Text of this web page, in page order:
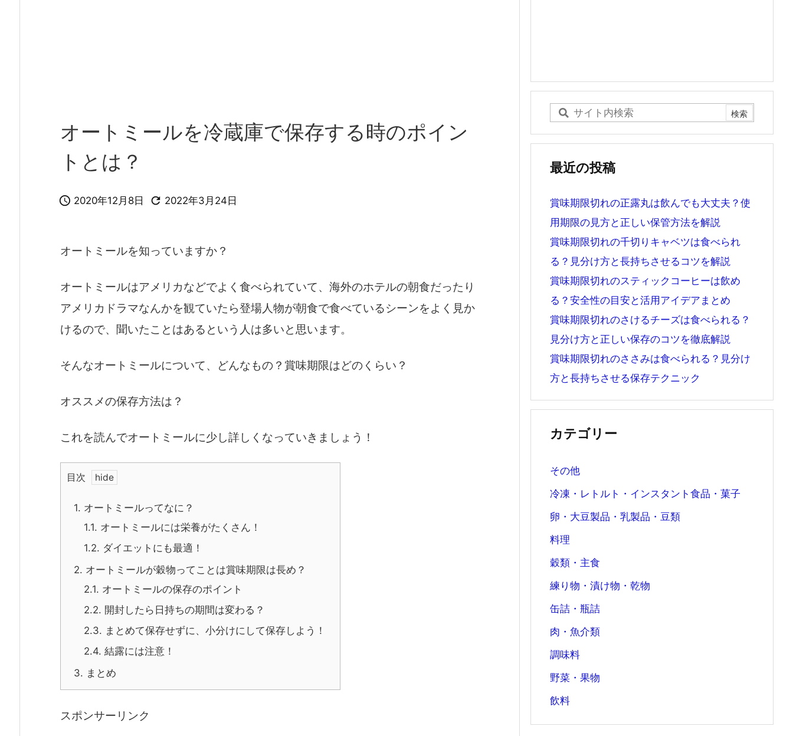
オートミールを冷蔵庫で保存する時のポイン
トとは？
 2020年12月8日  2022年3月24日
オートミールを知っていますか？
オートミールはアメリカなどでよく食べられていて、海外のホテルの朝食だったり
アメリカドラマなんかを観ていたら登場人物が朝食で食べているシーンをよく見か
けるので、聞いたことはあるという人は多いと思います。
そんなオートミールについて、どんなもの？賞味期限はどのくらい？
オススメの保存方法は？
これを読んでオートミールに少し詳しくなっていきましょう！
目次
1. オートミールってなに？
1.1. オートミールには栄養がたくさん！
1.2. ダイエットにも最適！
2. オートミールが穀物ってことは賞味期限は長め？
2.1. オートミールの保存のポイント
2.2. 開封したら日持ちの期間は変わる？
2.3. まとめて保存せずに、小分けにして保存しよう！
2.4. 結露には注意！
3. まとめ
スポンサーリンク
最近の投稿
賞味期限切れの正露丸は飲んでも大丈夫？使
用期限の見方と正しい保管方法を解説
賞味期限切れの千切りキャベツは食べられ
る？見分け方と長持ちさせるコツを解説
賞味期限切れのスティックコーヒーは飲め
る？安全性の目安と活用アイデアまとめ
賞味期限切れのさけるチーズは食べられる？
見分け方と正しい保存のコツを徹底解説
賞味期限切れのささみは食べられる？見分け
方と長持ちさせる保存テクニック
カテゴリー
その他
冷凍・レトルト・インスタント食品・菓子
卵・大豆製品・乳製品・豆類
料理
穀類・主食
練り物・漬け物・乾物
缶詰・瓶詰
肉・魚介類
調味料
野菜・果物
飲料